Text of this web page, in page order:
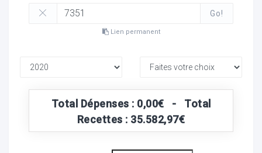
Go!
Lien permanent
Total Dépenses : 0,00€ - Total
Recettes : 35.582,97€